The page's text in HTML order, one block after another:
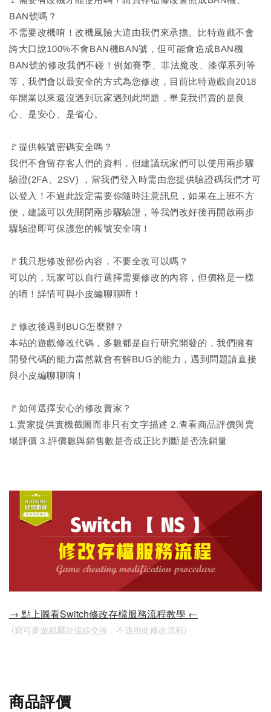
BAN號嗎？
不需要改機唷！改機風險大這由我們來承擔。比特遊戲不會
誇大口說100%不會BAN機BAN號，但可能會造成BAN機
BAN號的修改我們不碰！例如賽季、非法魔改、漆彈系列等
等，我們會以最安全的方式為您修改，目前比特遊戲自2018
年開業以來還沒遇到玩家遇到此問題，畢竟我們賣的是良
心、是安心、是省心。
🚩提供帳號密碼安全嗎？
我們不會留存客人們的資料，但建議玩家們可以使用兩步驟
驗證(2FA、2SV) ，當我們登入時需由您提供驗證碼我們才可
以登入！不過此設定需要你隨時注意訊息，如果在上班不方
便，建議可以先關閉兩步驟驗證，等我們改好後再開啟兩步
驟驗證即可保護您的帳號安全唷！
🚩我只想修改部份內容，不要全改可以嗎？
可以的，玩家可以自行選擇需要修改的內容，但價格是一樣
的唷！詳情可與小皮編聊聊唷！
🚩修改後遇到BUG怎麼辦？
本站的遊戲修改代碼，多數都是自行研究開發的，我們擁有
開發代碼的能力當然就會有解BUG的能力，遇到問題請直接
與小皮編聊聊唷！
🚩如何選擇安心的修改賣家？
1.賣家提供實機截圖而非只有文字描述 2.查看商品評價與賣
場評價 3.評價數與銷售數是否成正比判斷是否洗銷量
→ 點上圖看Switch修改存檔服務流程教學 ←
(寶可夢遊戲屬於連線交換，不適用此修改流程)
商品評價